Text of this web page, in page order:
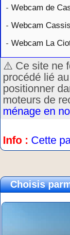
- Webcam de
- Webcam
- Webcam La
⚠️ Ce site ne
procédé lié
positionner
moteurs de
ménage en
Info : Cette
Choisis